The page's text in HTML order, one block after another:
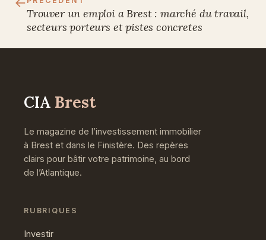
Trouver un emploi a Brest : marché du travail,
secteurs porteurs et pistes concretes
CIA Brest
Le magazine de l’investissement immobilier
à Brest et dans le Finistère. Des repères
clairs pour bâtir votre patrimoine, au bord
de l’Atlantique.
RUBRIQUES
Investir